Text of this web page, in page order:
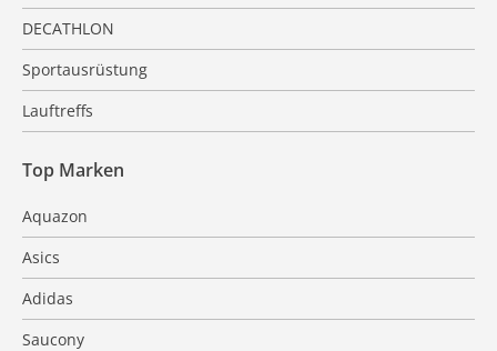
DECATHLON
Sportausrüstung
Lauftreffs
Top Marken
Aquazon
Asics
Adidas
Saucony